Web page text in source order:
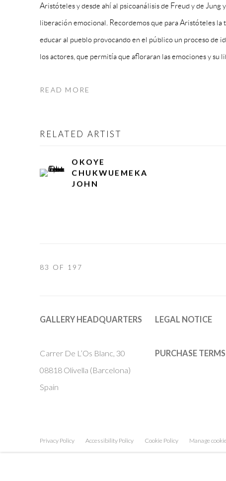
Aristóteles y desde ahí al psicoanálisis de Freud y de Jung
liberación emocional. Recordemos que para Aristóteles la
educar al pueblo provocando en el público un proceso de
los actores, que permitía que afloraran las emociones y su
READ MORE
RELATED ARTIST
OKOYE
CHUKWUEMEKA
JOHN
83 OF 197
GALLERY HEADQUARTERS
Carrer De L’Os Blanc, 30
08818 Olivella (Barcelona)
Spain
LEGAL NOTICE
PURCHASE TERMS
Privacy Policy Accessibility Policy Cookie Policy Manage